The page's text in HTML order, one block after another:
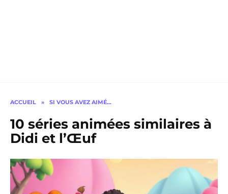
ACCUEIL » SI VOUS AVEZ AIMÉ…
10 séries animées similaires à
Didi et l’Œuf